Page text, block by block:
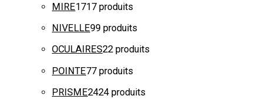
MIRE1717 produits
NIVELLE99 produits
OCULAIRES22 produits
POINTE77 produits
PRISME2424 produits